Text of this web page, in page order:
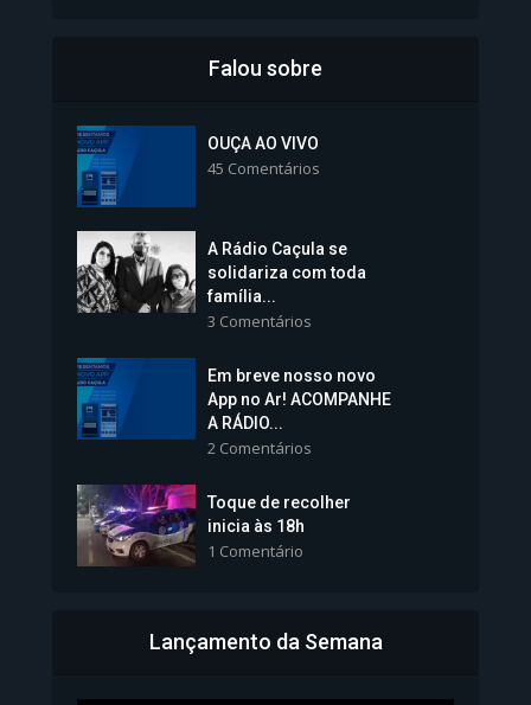
Colégios da Polícia...
Vice-Prefeita Sheila Lemos
tomará posse nesta...
1.101 Modos de exibição
Bahia inicia emissão da
Falou sobre
OUÇA AO VIVO
45 Comentários
A Rádio Caçula se
solidariza com toda
família...
3 Comentários
Em breve nosso novo
App no Ar! ACOMPANHE
A RÁDIO...
2 Comentários
Toque de recolher
inicia às 18h
1 Comentário
Lançamento da Semana